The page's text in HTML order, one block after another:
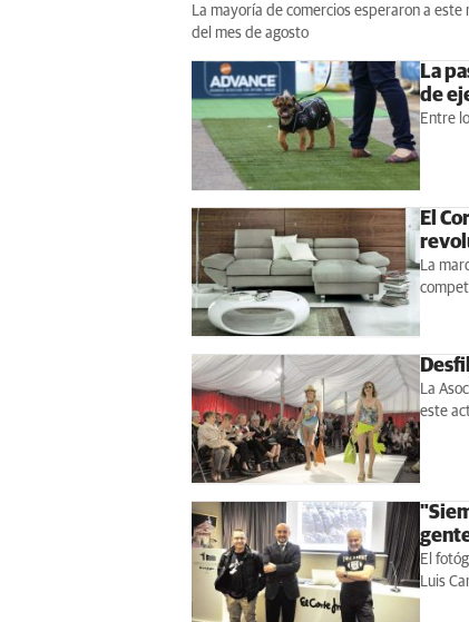
La mayoría de comercios esperaron a
del mes de agosto
La
de
Entre
El
La
La
este
El
Luis